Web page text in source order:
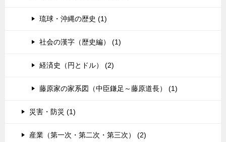
琉球・沖縄の歴史 (1)
社会の漢字（歴史編） (1)
経済史（円とドル） (2)
藤原家の家系図（中臣鎌足～藤原道長） (1)
災害・防災 (1)
産業（第一次・第二次・第三次） (2)